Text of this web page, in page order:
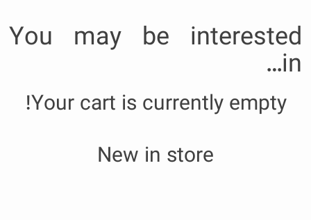
You may be interested
in…
Your cart is currently empty!
New in store